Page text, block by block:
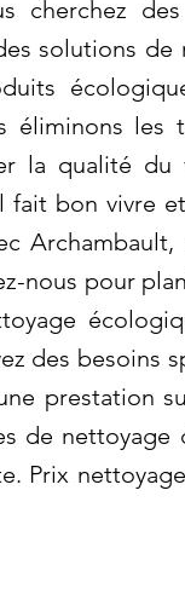
cherchez
solutions de
éliminons les
la qualité du
fait bon vivre
Archambault,
nous pour
des besoins
prestation
de nettoyage
Prix